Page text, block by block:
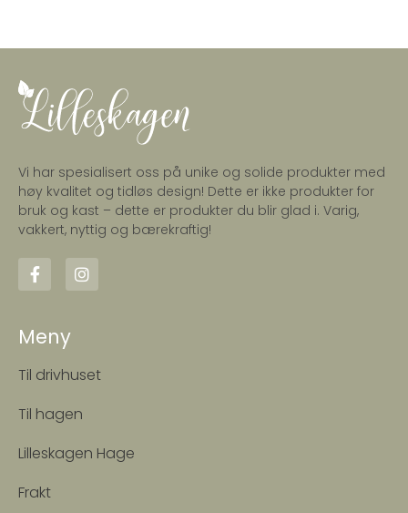
Vi har spesialisert oss på unike og solide produkter med
høy kvalitet og tidløs design! Dette er ikke produkter for
bruk og kast – dette er produkter du blir glad i. Varig,
vakkert, nyttig og bærekraftig!
Meny
Til drivhuset
Til hagen
Lilleskagen Hage
Frakt